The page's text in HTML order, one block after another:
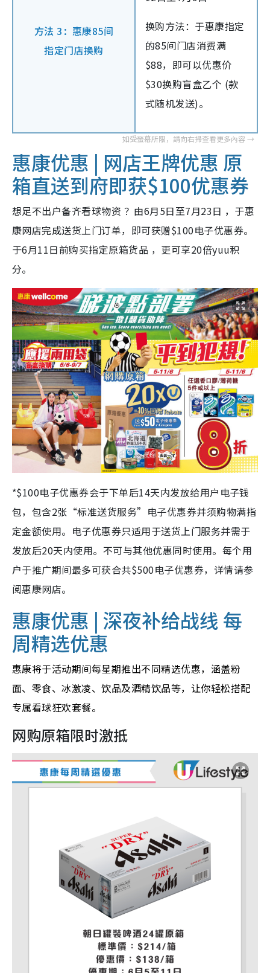
方法 3：惠康85间
指定门店换购
换购方法：于惠康指定
的85间门店消费满
$88，即可以优惠价
$30换购盲盒乙个 (款
式随机发送)。
惠康优惠 | 网店王牌优惠 原
箱直送到府即获$100优惠券
想足不出户备齐看球物资 ？由6月5日至7月23日 ，于惠
康网店完成送货上门订单，即可获赠$100电子优惠券。
于6月11日前购买指定原箱货品 ，更可享20倍yuu积
分。
*$100电子优惠券会于下单后14天内发放给用户电子钱
包，包含2张“标准送货服务”电子优惠券并须购物满指
定金额使用。电子优惠券只适用于送货上门服务并需于
发放后20天内使用。不可与其他优惠同时使用。每个用
户于推广期间最多可获合共$500电子优惠券，详情请参
阅惠康网店。
惠康优惠 | 深夜补给战线 每
周精选优惠
惠康将于活动期间每星期推出不同精选优惠，涵盖粉
面、零食、冰激凌、饮品及酒精饮品等，让你轻松搭配
专属看球狂欢套餐。
网购原箱限时激抵